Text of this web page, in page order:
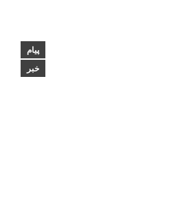
پیام
خبر